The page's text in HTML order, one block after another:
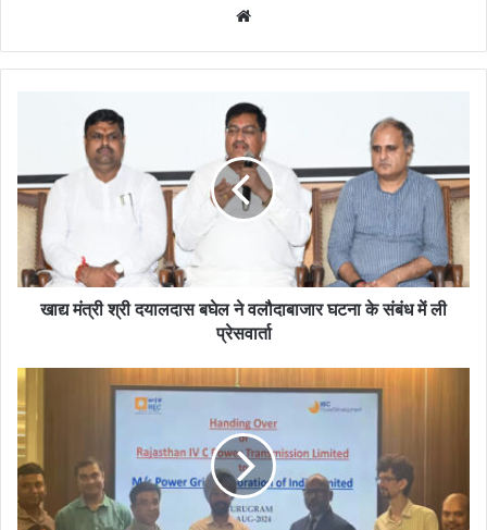
खाद्य मंत्री श्री दयालदास बघेल ने वलौदाबाजार घटना के संबंध में ली
प्रेसवार्ता